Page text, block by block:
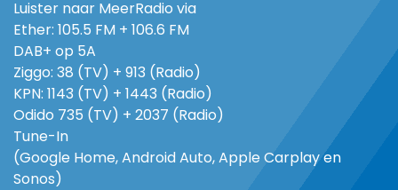
Luister naar MeerRadio via
Ether: 105.5 FM + 106.6 FM
DAB+ op 5A
Ziggo: 38 (TV) + 913 (Radio)
KPN: 1143 (TV) + 1443 (Radio)
Odido 735 (TV) + 2037 (Radio)
Tune-In
(Google Home, Android Auto, Apple Carplay en
Sonos)